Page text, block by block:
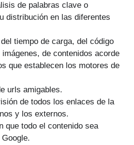
de palabras clave o
distribución en las diferentes
tiempo de carga, del código
de contenidos acorde
que establecen los motores de
urls amigables.
de todos los enlaces de la
y los externos.
que todo el contenido sea